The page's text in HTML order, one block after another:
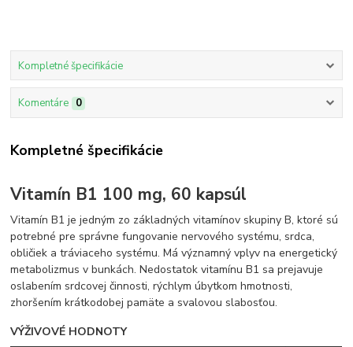
Kompletné špecifikácie
Komentáre 0
Kompletné špecifikácie
Vitamín B1 100 mg, 60 kapsúl
Vitamín B1 je jedným zo základných vitamínov skupiny B, ktoré sú
potrebné pre správne fungovanie nervového systému, srdca,
obličiek a tráviaceho systému. Má významný vplyv na energetický
metabolizmus v bunkách. Nedostatok vitamínu B1 sa prejavuje
oslabením srdcovej činnosti, rýchlym úbytkom hmotnosti,
zhoršením krátkodobej pamäte a svalovou slabosťou.
VÝŽIVOVÉ HODNOTY